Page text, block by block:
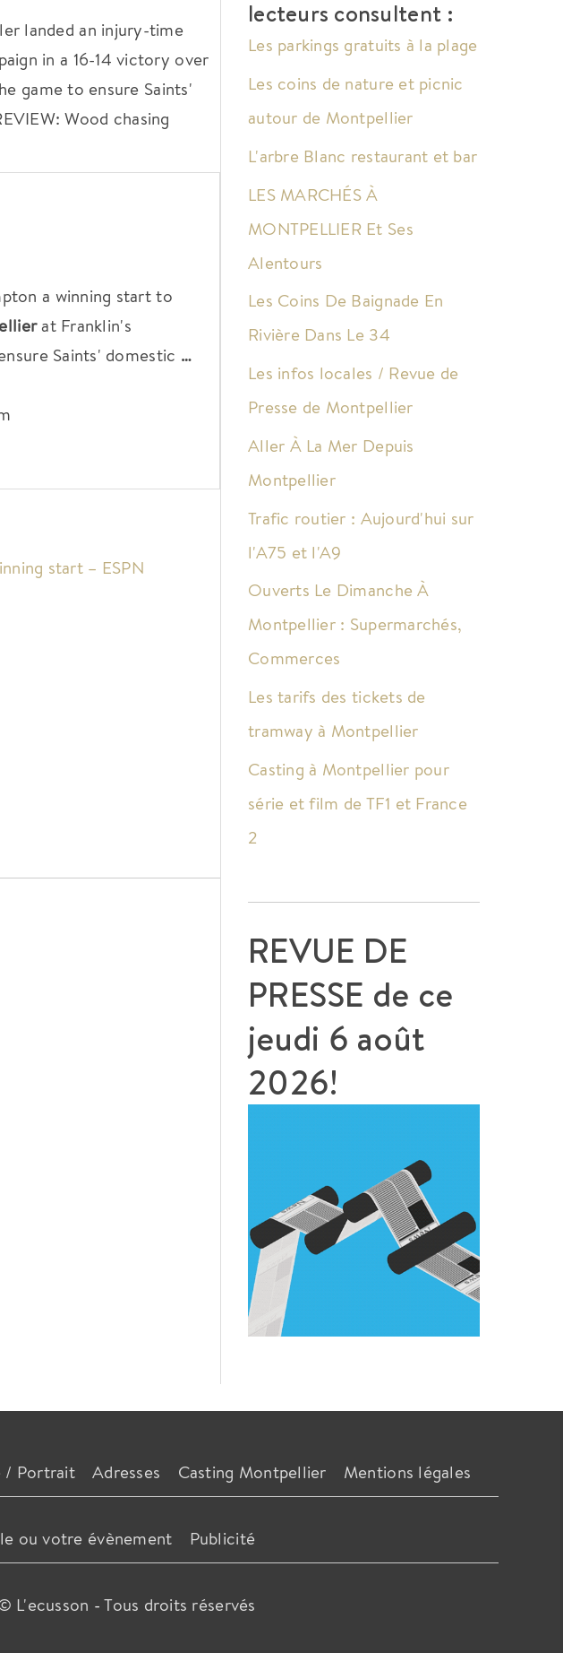
landed an injury-time
in a 16-14 victory over
game to ensure Saints'
Wood chasing
a winning start to
at Franklin's
Saints' domestic …
start – ESPN
lecteurs consultent :
Les parkings gratuits à la plage
Les coins de nature et picnic
autour de Montpellier
L'arbre Blanc restaurant et bar
LES MARCHÉS À
MONTPELLIER Et Ses
Alentours
Les Coins De Baignade En
Rivière Dans Le 34
Les infos locales / Revue de
Presse de Montpellier
Aller À La Mer Depuis
Montpellier
Trafic routier : Aujourd'hui sur
l'A75 et l'A9
Ouverts Le Dimanche À
Montpellier : Supermarchés,
Commerces
Les tarifs des tickets de
tramway à Montpellier
Casting à Montpellier pour
série et film de TF1 et France
2
REVUE DE
PRESSE de ce
jeudi 6 août
2026!
/ Portrait Adresses Casting Montpellier Mentions légales
ou votre évènement Publicité
L'ecusson -Tous droits réservés